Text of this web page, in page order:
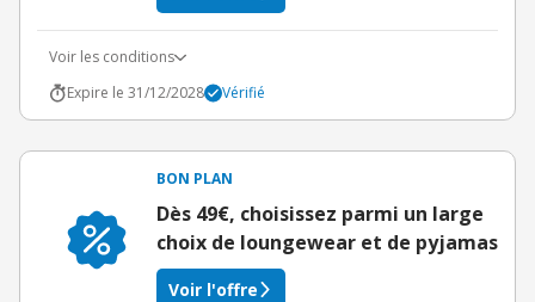
Voir les conditions
Expire le 31/12/2028
Vérifié
BON PLAN
Dès 49€, choisissez parmi un large
choix de loungewear et de pyjamas
Voir l'offre